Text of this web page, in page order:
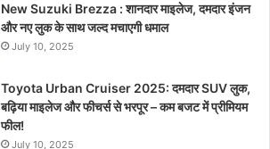
New Suzuki Brezza : शानदार माइलेज, दमदार इंजन
और नए लुक के साथ जल्द मचाएगी धमाल
July 10, 2025
Toyota Urban Cruiser 2025: दमदार SUV लुक,
बढ़िया माइलेज और फीचर्स से भरपूर – कम बजट में प्रीमियम
फील!
July 10, 2025